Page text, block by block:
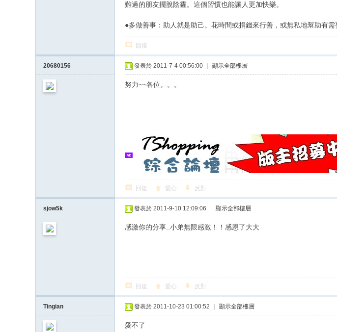
難過的朋友擺脫陰霾。這個習慣也能讓人更加快樂。
●多做善事：助人就是助己。花時間或捐錢來行善，或無私地幫助有
回復
20680156 發表於 2011-7-4 00:56:00 顯示全部樓層
努力~~各位。。。
回復 愛心 反對
sjow5k 發表於 2011-9-10 12:09:06 顯示全部樓層
感激你的分享..小弟無限感激！！感恩了大大
回復 愛心 反對
Tingian 發表於 2011-10-23 01:00:52 顯示全部樓層
愛不了